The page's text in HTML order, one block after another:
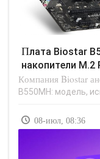
Плата Biostar B550MH поддерживает SSD-
накопители М.2
Компания Biostar
B550MH: модель,
08-июл, 08:36